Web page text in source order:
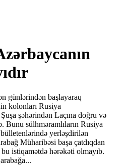
günlərindən başlayaraq
kolonları Rusiya
şəhərindən Laçına doğru və
Bunu sülhməramlıların Rusiya
yerləşdirilən
Müharibəsi başa çatdıqdan
istiqamətdə hərəkəti olmayıb.